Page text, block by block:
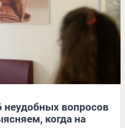
неудобных вопросов
когда на